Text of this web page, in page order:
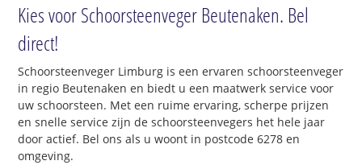
Kies voor Schoorsteenveger Beutenaken. Bel
direct!
Schoorsteenveger Limburg is een ervaren schoorsteenveger
in regio Beutenaken en biedt u een maatwerk service voor
uw schoorsteen. Met een ruime ervaring, scherpe prijzen
en snelle service zijn de schoorsteenvegers het hele jaar
door actief. Bel ons als u woont in postcode 6278 en
omgeving.